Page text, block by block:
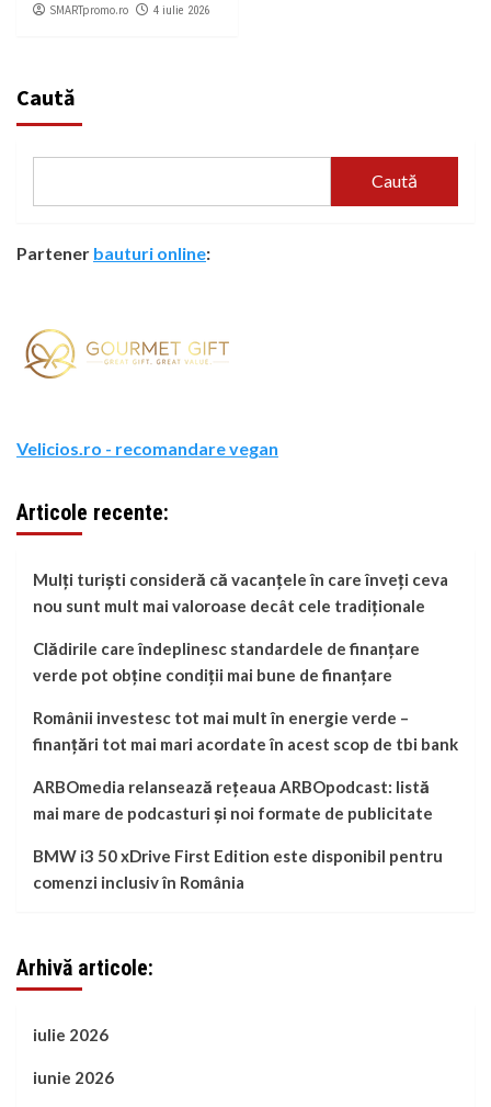
SMARTpromo.ro 4 iulie 2026
Caută
Caută
Partener bauturi online:
Velicios.ro - recomandare vegan
Articole recente:
Mulți turiști consideră că vacanțele în care înveți ceva
nou sunt mult mai valoroase decât cele tradiționale
Clădirile care îndeplinesc standardele de finanțare
verde pot obține condiții mai bune de finanțare
Românii investesc tot mai mult în energie verde –
finanțări tot mai mari acordate în acest scop de tbi bank
ARBOmedia relansează rețeaua ARBOpodcast: listă
mai mare de podcasturi și noi formate de publicitate
BMW i3 50 xDrive First Edition este disponibil pentru
comenzi inclusiv în România
Arhivă articole:
iulie 2026
iunie 2026